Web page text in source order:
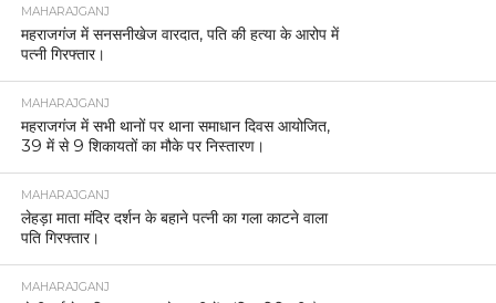
MAHARAJGANJ
महराजगंज में सनसनीखेज वारदात, पति की हत्या के आरोप में
पत्नी गिरफ्तार।
MAHARAJGANJ
महराजगंज में सभी थानों पर थाना समाधान दिवस आयोजित,
39 में से 9 शिकायतों का मौके पर निस्तारण।
MAHARAJGANJ
लेहड़ा माता मंदिर दर्शन के बहाने पत्नी का गला काटने वाला
पति गिरफ्तार।
MAHARAJGANJ